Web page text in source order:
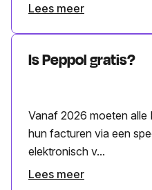
Lees meer
Is Peppol gratis?
Vanaf 2026 moeten alle
hun facturen via een
elektronisch v...
Lees meer